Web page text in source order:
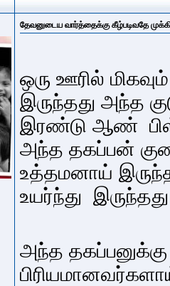
தேவனுடைய வார்த்தைக்கு கீழ்படிவதே
ஒரு ஊரில்
இருந்தது அந்த
இரண்டு ஆண்
அந்த தகப்பன்
உத்தமனாய்
உயர்ந்து இருந்தது
அந்த